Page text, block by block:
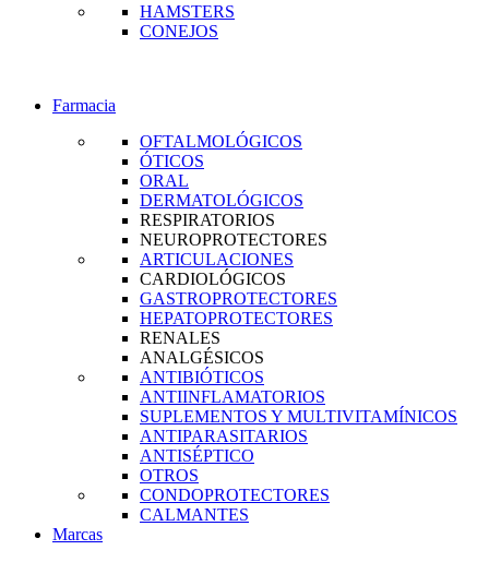
HAMSTERS
CONEJOS
Farmacia
OFTALMOLÓGICOS
ÓTICOS
ORAL
DERMATOLÓGICOS
RESPIRATORIOS
NEUROPROTECTORES
ARTICULACIONES
CARDIOLÓGICOS
GASTROPROTECTORES
HEPATOPROTECTORES
RENALES
ANALGÉSICOS
ANTIBIÓTICOS
ANTIINFLAMATORIOS
SUPLEMENTOS Y MULTIVITAMÍNICOS
ANTIPARASITARIOS
ANTISÉPTICO
OTROS
CONDOPROTECTORES
CALMANTES
Marcas